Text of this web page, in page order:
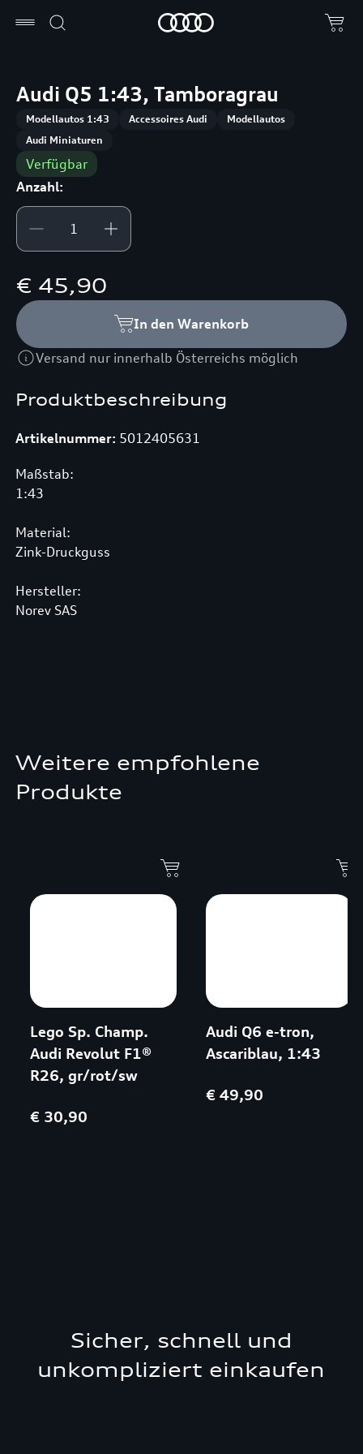
Produktbeschreibung
Artikelnummer: 5012405631
Maßstab:
1:43
Material:
Zink-Druckguss
Hersteller:
Norev SAS
Audi Q5 1:43, Tamboragrau
Modellautos 1:43 Accessoires Audi
Modellautos
Audi Miniaturen
Verfügbar
Anzahl:
€ 45,90
In den Warenkorb
Versand nur innerhalb Österreichs möglich
Weitere empfohlene
Produkte
Lego Sp. Champ.
Audi Revolut F1®
R26, gr/rot/sw
€ 30,90
Audi Q6 e-tron,
Ascariblau, 1:43
€ 49,90
Sicher, schnell und
unkompliziert einkaufen